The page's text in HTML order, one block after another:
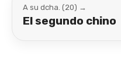
A su dcha. (20) →
El segundo chino